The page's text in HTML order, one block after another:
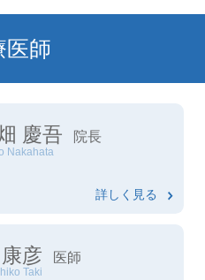
医師
慶吾 院長
Nakahata
詳しく見る
彦 医師
Taki